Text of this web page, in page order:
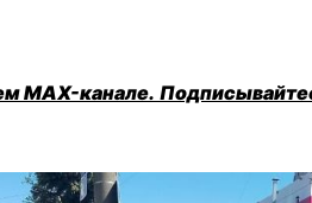
MAX-канале.